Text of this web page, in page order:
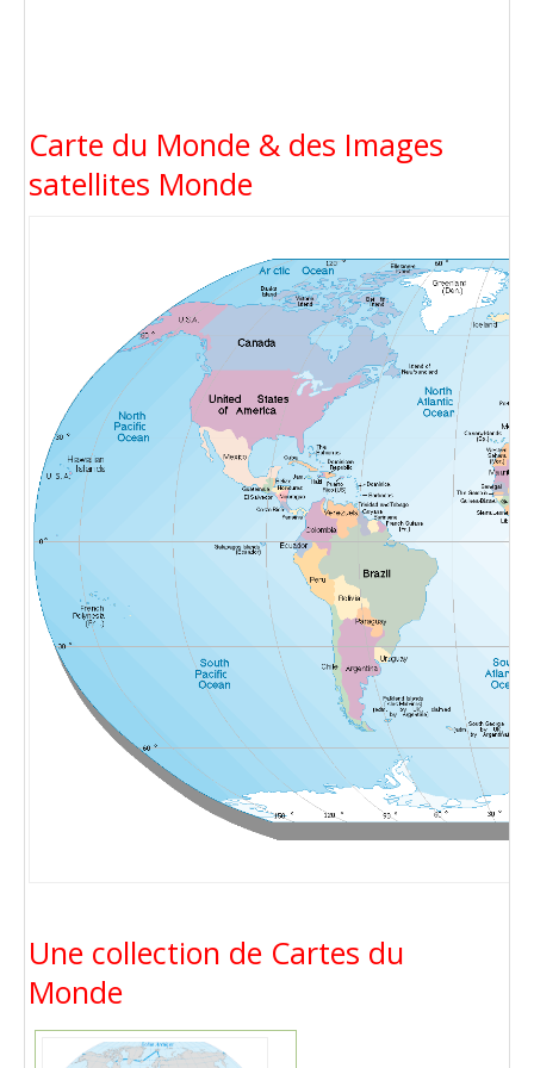
Carte du Monde & des Images
satellites Monde
Une collection de Cartes du
Monde